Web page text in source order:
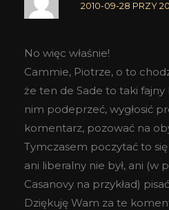
2010-09-28 PRZY
No więc właśnie!
Cammie, Piotrze, o to
że ten de Sade to taki fajny
nim podeprzeć, wygłosić
komentarz, pozować na
Tymczasem poczytać to
ani liberalny nie był, ani (w
Casanovy na przykład)
Dziękuję Wam za te